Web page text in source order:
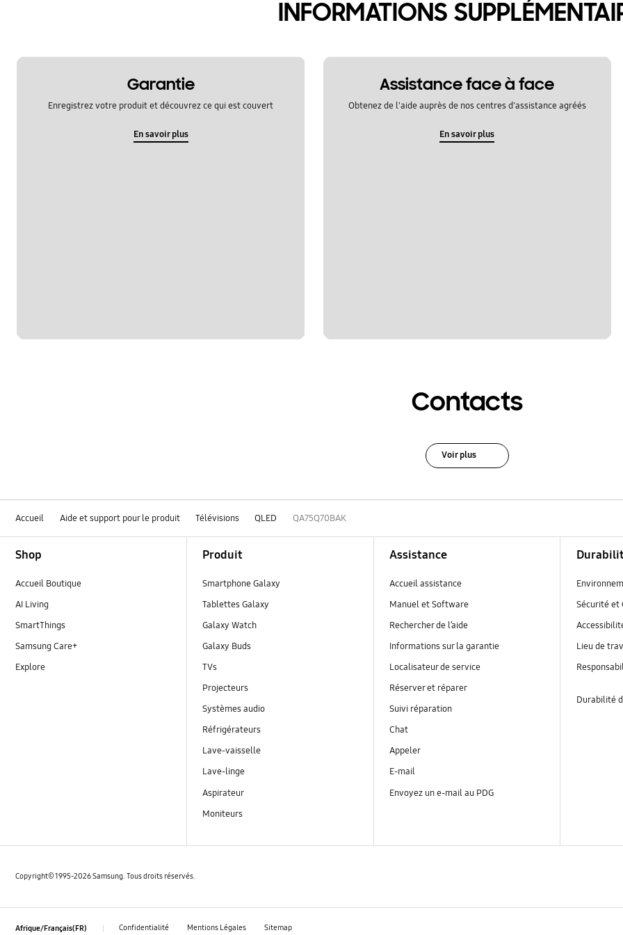
INFORMATIONS
Garantie
Enregistrez votre produit et découvrez ce qui est couvert
En savoir plus
Assistance face à face
Obtenez de l'aide auprès de nos centres d'assistance agréés
En savoir plus
Contacts
Voir plus
Accueil Aide et support pour le produit Télévisions QLED QA75Q70BAK
Shop
Accueil Boutique
AI Living
SmartThings
Samsung Care+
Explore
Produit
Smartphone Galaxy
Tablettes Galaxy
Galaxy Watch
Galaxy Buds
TVs
Projecteurs
Systèmes audio
Réfrigérateurs
Lave-vaisselle
Lave-linge
Aspirateur
Moniteurs
Assistance
Accueil assistance
Manuel et Software
Rechercher de l’aide
Informations sur la garantie
Localisateur de service
Réserver et réparer
Suivi réparation
Chat
Appeler
E-mail
Envoyez un e-mail au PDG
Sécurité et
Lieu de
Durabilité
Copyright© 1995-2026 Samsung. Tous droits réservés.
Afrique/Français(FR) Confidentialité Mentions Légales Sitemap